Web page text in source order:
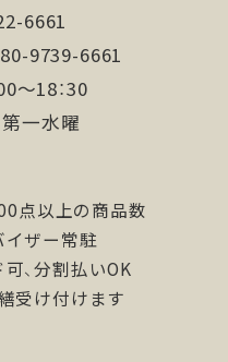
−２５
6661
9739-6661
〜18：30
第一水曜
点以上の商品数
ザー常駐
、分割払いOK
受け付けます